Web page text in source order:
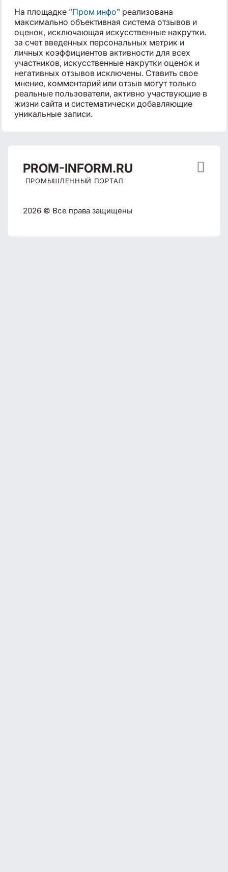
На площадке "Пром инфо" реализована
максимально объективная система отзывов и
оценок, исключающая искусственные накрутки.
за счет введенных персональных метрик и
личных коэффициентов активности для всех
участников, искусственные накрутки оценок и
негативных отзывов исключены. Ставить свое
мнение, комментарий или отзыв могут только
реальные пользователи, активно участвующие в
жизни сайта и систематически добавляющие
уникальные записи.
PROM-INFORM.RU
ПРОМЫШЛЕННЫЙ ПОРТАЛ
2026 © Все права защищены
